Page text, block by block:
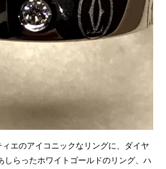
エのアイコニックなリングに、ダイヤ
しらったホワイトゴールドのリング、ハ